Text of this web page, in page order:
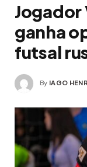
Jogador
ganha
futsal
By IAGO